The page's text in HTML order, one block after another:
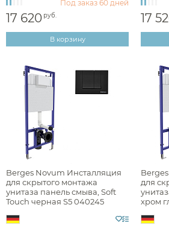
минимализм
Раздел каталога
инсталляции для
Ширина, см
Под заказ 60 дней
17 620 руб.
В корзину
17
Berges Novum Инсталляция
для скрытого монтажа
унитаза панель смыва, Soft
Touch черная S5 040245
для
хром